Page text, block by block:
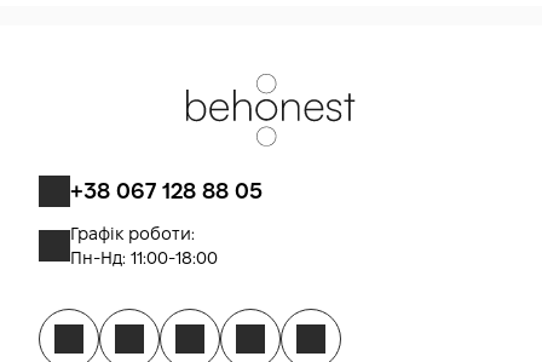
+38 067 128 88 05
Графік роботи:
Пн-Нд: 11:00-18:00